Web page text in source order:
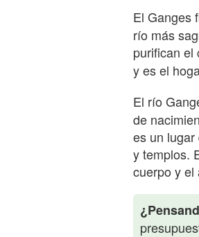
El Ganges
río más
purifican el
y es el
El río
de
es un
y templos.
cuerpo y el